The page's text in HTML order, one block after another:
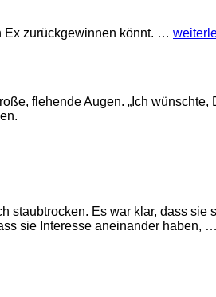
Ex zurückgewinnen könnt. …
flehende Augen. „Ich wünschte,
staubtrocken. Es war klar, dass sie
sie Interesse aneinander haben, …